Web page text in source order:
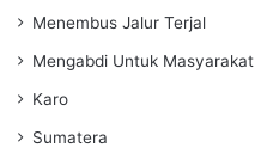
Menembus Jalur Terjal
Mengabdi Untuk Masyarakat
Karo
Sumatera